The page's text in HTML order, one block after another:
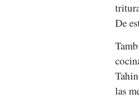
De
las